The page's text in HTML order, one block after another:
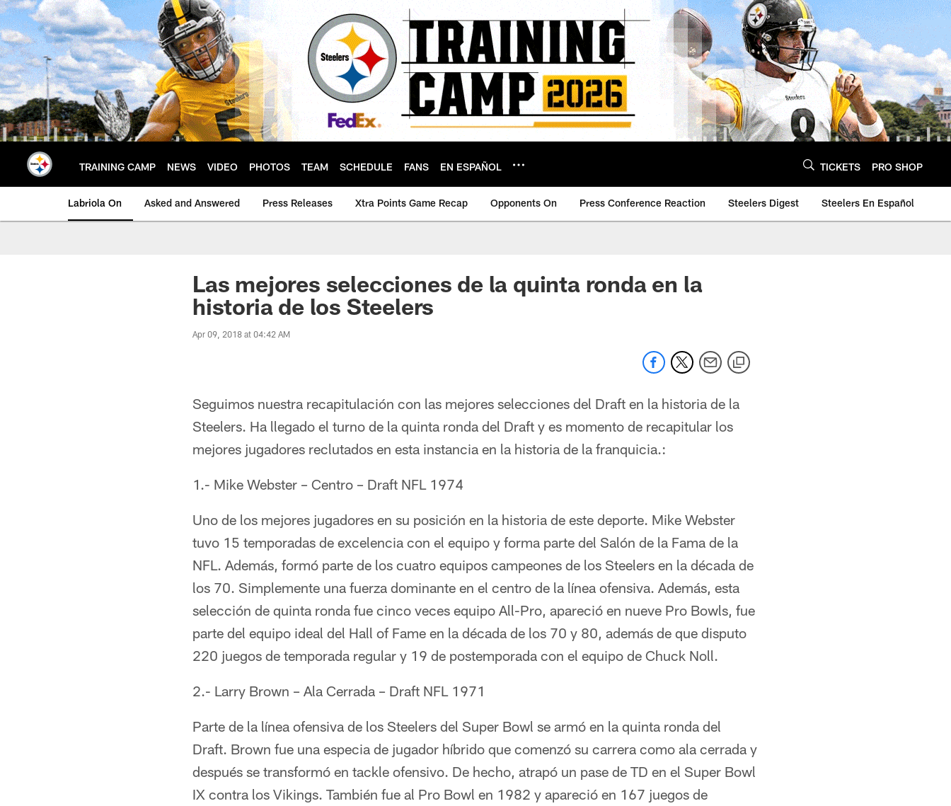
Skip
to
main
content
TRAINING CAMP NEWS VIDEO PHOTOS TEAM SCHEDULE FANS EN ESPAÑOL TICKETS PRO SHOP
Labriola On Asked and Answered Press Releases Xtra Points Game Recap Opponents On Press Conference Reaction Steelers Digest Steelers En Español
Las mejores selecciones de la quinta ronda en la
historia de los Steelers
Apr 09, 2018 at 04:42 AM
Seguimos nuestra recapitulación con las mejores selecciones del Draft en la historia de la
Steelers. Ha llegado el turno de la quinta ronda del Draft y es momento de recapitular los
mejores jugadores reclutados en esta instancia en la historia de la franquicia.:
1.- Mike Webster – Centro – Draft NFL 1974
Uno de los mejores jugadores en su posición en la historia de este deporte. Mike Webster
tuvo 15 temporadas de excelencia con el equipo y forma parte del Salón de la Fama de la
NFL. Además, formó parte de los cuatro equipos campeones de los Steelers en la década de
los 70. Simplemente una fuerza dominante en el centro de la línea ofensiva. Además, esta
selección de quinta ronda fue cinco veces equipo All-Pro, apareció en nueve Pro Bowls, fue
parte del equipo ideal del Hall of Fame en la década de los 70 y 80, además de que disputo
220 juegos de temporada regular y 19 de postemporada con el equipo de Chuck Noll.
2.- Larry Brown – Ala Cerrada – Draft NFL 1971
Parte de la línea ofensiva de los Steelers del Super Bowl se armó en la quinta ronda del
Draft. Brown fue una especia de jugador híbrido que comenzó su carrera como ala cerrada y
después se transformó en tackle ofensivo. De hecho, atrapó un pase de TD en el Super Bowl
IX contra los Vikings. También fue al Pro Bowl en 1982 y apareció en 167 juegos de